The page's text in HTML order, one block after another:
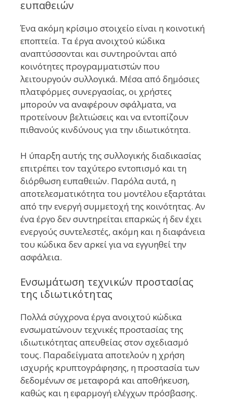
ευπαθειών
Ένα ακόμη κρίσιμο στοιχείο είναι η κοινοτική
εποπτεία. Τα έργα ανοιχτού κώδικα
αναπτύσσονται και συντηρούνται από
κοινότητες προγραμματιστών που
λειτουργούν συλλογικά. Μέσα από δημόσιες
πλατφόρμες συνεργασίας, οι χρήστες
μπορούν να αναφέρουν σφάλματα, να
προτείνουν βελτιώσεις και να εντοπίζουν
πιθανούς κινδύνους για την ιδιωτικότητα.
Η ύπαρξη αυτής της συλλογικής διαδικασίας
επιτρέπει τον ταχύτερο εντοπισμό και τη
διόρθωση ευπαθειών. Παρόλα αυτά, η
αποτελεσματικότητα του μοντέλου εξαρτάται
από την ενεργή συμμετοχή της κοινότητας. Αν
ένα έργο δεν συντηρείται επαρκώς ή δεν έχει
ενεργούς συντελεστές, ακόμη και η διαφάνεια
του κώδικα δεν αρκεί για να εγγυηθεί την
ασφάλεια.
Ενσωμάτωση τεχνικών προστασίας
της ιδιωτικότητας
Πολλά σύγχρονα έργα ανοιχτού κώδικα
ενσωματώνουν τεχνικές προστασίας της
ιδιωτικότητας απευθείας στον σχεδιασμό
τους. Παραδείγματα αποτελούν η χρήση
ισχυρής κρυπτογράφησης, η προστασία των
δεδομένων σε μεταφορά και αποθήκευση,
καθώς και η εφαρμογή ελέγχων πρόσβασης.